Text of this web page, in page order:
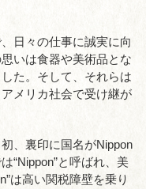
日々の仕事に誠実に向
いは食器や美術品とな
た。そして、それらは
メリカ社会で受け継が
、裏印に国名がNippon
“Nippon”と呼ばれ、美
は高い関税障壁を乗り